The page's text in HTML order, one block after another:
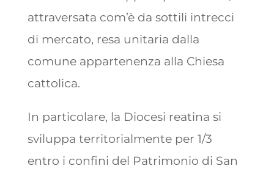
attraversata com’è da sottili intrecci
di mercato, resa unitaria dalla
comune appartenenza alla Chiesa
cattolica.
In particolare, la Diocesi reatina si
sviluppa territorialmente per 1/3
entro i confini del Patrimonio di San